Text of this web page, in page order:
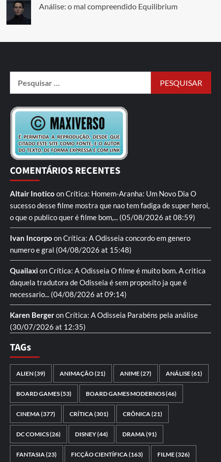
Análise: o mal compreendido Equilibrium
COMENTÁRIOS RECENTES
Altair Inotico onCrítica: Homem-Aranha: Um Novo Dia O
sucesso desse filme mostra que nao tem fadiga de super heroi,
o que o publico quer é filme bom,... (05/08/2026 at 08:59)
Ivan Incorpo onCrítica: A Odisseia concordo em genero
numero e gral (04/08/2026 at 15:48)
QuailaxionCrítica: A Odisseia O filme é muito bom. A critica
daquela tradutora de Odisseia é sem proposito ja que é
necessario... (04/08/2026 at 09:14)
Karen BergeronCrítica: A Odisseia Parabéns pela análise
(30/07/2026 at 12:35)
TAGs
ALIEN(39) ANIMAÇÃO(21) ANIME(27) ANÁLISE(61)
BOARD GAMES(53) BOARD GAMES MODERNOS(46)
CINEMA(377) CRÍTICA(301) CRÔNICA(21)
DC COMICS(26) DISNEY(44) DRAMA(91)
FANTASIA(23) FICÇÃO CIENTÍFICA(163) FILME(326)